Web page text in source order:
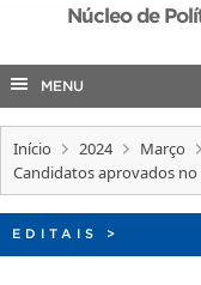
ACESSO À INFORMAÇÃO
COBALTO
CONCURSOS
EDITAIS
INTERNACIONAL
Núcleo de
MENU
Início 2024 Março
Candidatos aprovados no
EDITAIS >